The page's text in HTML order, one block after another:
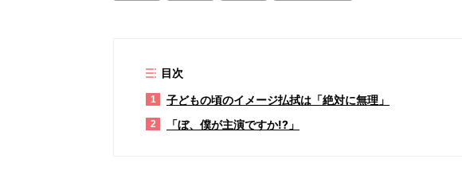
目次
1 子どもの頃のイメージ払拭は「絶対に無理」
2 「ぼ、僕が主演ですか!?」